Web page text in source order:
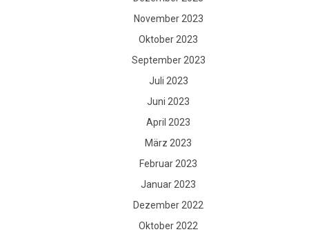
November 2023
Oktober 2023
September 2023
Juli 2023
Juni 2023
April 2023
März 2023
Februar 2023
Januar 2023
Dezember 2022
Oktober 2022